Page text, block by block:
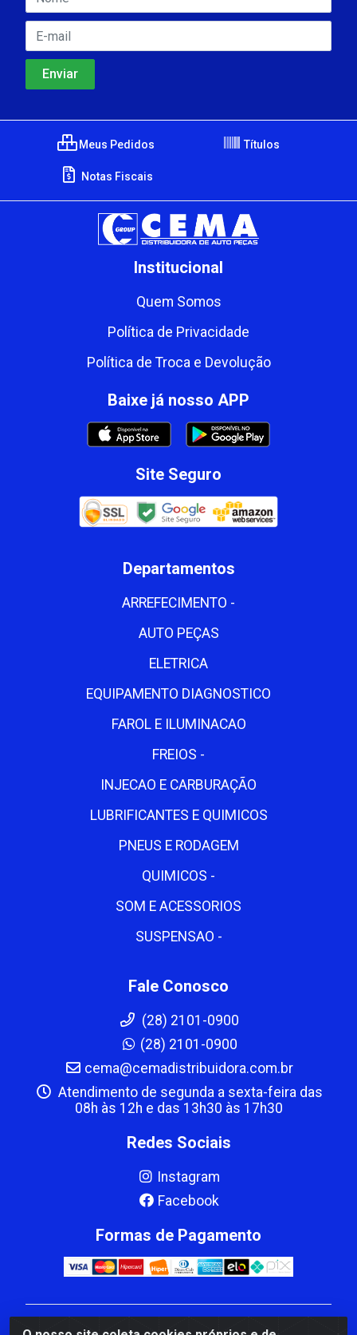
Meus Pedidos Títulos
Notas Fiscais
Institucional
Quem Somos
Política de Privacidade
Política de Troca e Devolução
Baixe já nosso APP
Site Seguro
Departamentos
ARREFECIMENTO -
AUTO PEÇAS
ELETRICA
EQUIPAMENTO DIAGNOSTICO
FAROL E ILUMINACAO
FREIOS -
INJECAO E CARBURAÇÃO
LUBRIFICANTES E QUIMICOS
PNEUS E RODAGEM
QUIMICOS -
SOM E ACESSORIOS
SUSPENSAO -
Fale Conosco
(28) 2101-0900
(28) 2101-0900
cema@cemadistribuidora.com.br
Atendimento de segunda a sexta-feira das
08h às 12h e das 13h30 às 17h30
Redes Sociais
Instagram
Facebook
Formas de Pagamento
CBP MACEDO COMERCIO PEÇAS LTDA Matriz - av